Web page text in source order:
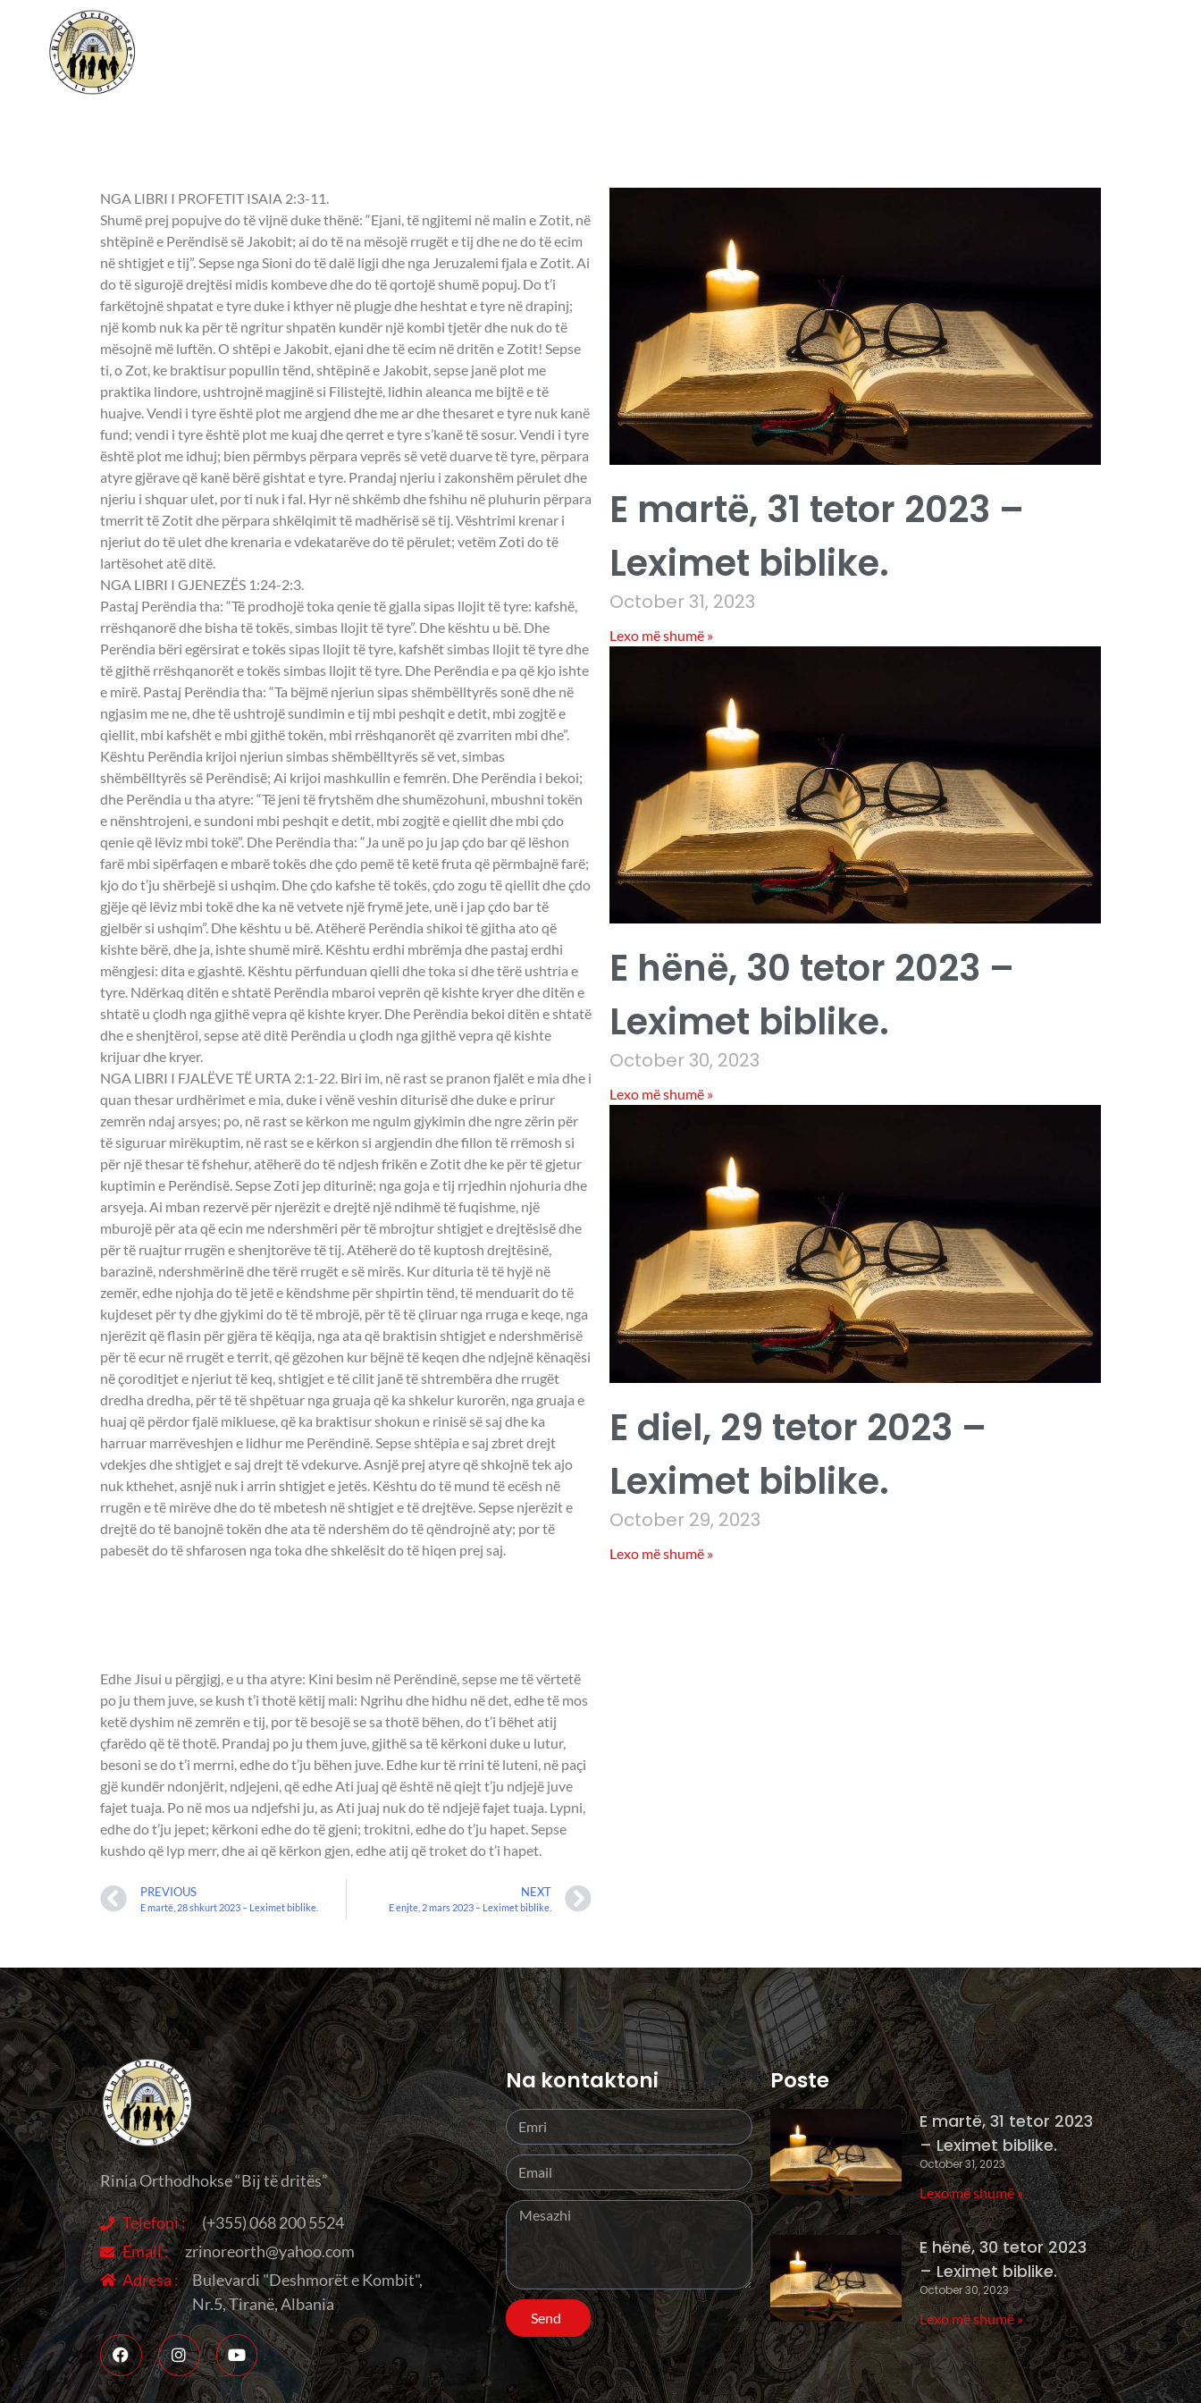
NGA LIBRI I PROFETIT ISAIA 2:3-11.
Shumë prej popujve do të vijnë duke thënë: “Ejani, të ngjitemi në malin e Zotit, në
shtëpinë e Perëndisë së Jakobit; ai do të na mësojë rrugët e tij dhe ne do të ecim
në shtigjet e tij”. Sepse nga Sioni do të dalë ligji dhe nga Jeruzalemi fjala e Zotit. Ai
do të sigurojë drejtësi midis kombeve dhe do të qortojë shumë popuj. Do t’i
farkëtojnë shpatat e tyre duke i kthyer në plugje dhe heshtat e tyre në drapinj;
një komb nuk ka për të ngritur shpatën kundër një kombi tjetër dhe nuk do të
mësojnë më luftën. O shtëpi e Jakobit, ejani dhe të ecim në dritën e Zotit! Sepse
ti, o Zot, ke braktisur popullin tënd, shtëpinë e Jakobit, sepse janë plot me
praktika lindore, ushtrojnë magjinë si Filistejtë, lidhin aleanca me bijtë e të
huajve. Vendi i tyre është plot me argjend dhe me ar dhe thesaret e tyre nuk kanë
fund; vendi i tyre është plot me kuaj dhe qerret e tyre s’kanë të sosur. Vendi i tyre
është plot me idhuj; bien përmbys përpara veprës së vetë duarve të tyre, përpara
atyre gjërave që kanë bërë gishtat e tyre. Prandaj njeriu i zakonshëm përulet dhe
njeriu i shquar ulet, por ti nuk i fal. Hyr në shkëmb dhe fshihu në pluhurin përpara
tmerrit të Zotit dhe përpara shkëlqimit të madhërisë së tij. Vështrimi krenar i
njeriut do të ulet dhe krenaria e vdekatarëve do të përulet; vetëm Zoti do të
lartësohet atë ditë.
NGA LIBRI I GJENEZËS 1:24-2:3.
Pastaj Perëndia tha: “Të prodhojë toka qenie të gjalla sipas llojit të tyre: kafshë,
rrëshqanorë dhe bisha të tokës, simbas llojit të tyre”. Dhe kështu u bë. Dhe
Perëndia bëri egërsirat e tokës sipas llojit të tyre, kafshët simbas llojit të tyre dhe
të gjithë rrëshqanorët e tokës simbas llojit të tyre. Dhe Perëndia e pa që kjo ishte
e mirë. Pastaj Perëndia tha: “Ta bëjmë njeriun sipas shëmbëlltyrës sonë dhe në
ngjasim me ne, dhe të ushtrojë sundimin e tij mbi peshqit e detit, mbi zogjtë e
qiellit, mbi kafshët e mbi gjithë tokën, mbi rrëshqanorët që zvarriten mbi dhe”.
Kështu Perëndia krijoi njeriun simbas shëmbëlltyrës së vet, simbas
shëmbëlltyrës së Perëndisë; Ai krijoi mashkullin e femrën. Dhe Perëndia i bekoi;
dhe Perëndia u tha atyre: “Të jeni të frytshëm dhe shumëzohuni, mbushni tokën
e nënshtrojeni, e sundoni mbi peshqit e detit, mbi zogjtë e qiellit dhe mbi çdo
qenie që lëviz mbi tokë”. Dhe Perëndia tha: “Ja unë po ju jap çdo bar që lëshon
farë mbi sipërfaqen e mbarë tokës dhe çdo pemë të ketë fruta që përmbajnë farë;
kjo do t’ju shërbejë si ushqim. Dhe çdo kafshe të tokës, çdo zogu të qiellit dhe çdo
gjëje që lëviz mbi tokë dhe ka në vetvete një frymë jete, unë i jap çdo bar të
gjelbër si ushqim”. Dhe kështu u bë. Atëherë Perëndia shikoi të gjitha ato që
kishte bërë, dhe ja, ishte shumë mirë. Kështu erdhi mbrëmja dhe pastaj erdhi
mëngjesi: dita e gjashtë. Kështu përfunduan qielli dhe toka si dhe tërë ushtria e
tyre. Ndërkaq ditën e shtatë Perëndia mbaroi veprën që kishte kryer dhe ditën e
shtatë u çlodh nga gjithë vepra që kishte kryer. Dhe Perëndia bekoi ditën e shtatë
dhe e shenjtëroi, sepse atë ditë Perëndia u çlodh nga gjithë vepra që kishte
krijuar dhe kryer.
NGA LIBRI I FJALËVE TË URTA 2:1-22. Biri im, në rast se pranon fjalët e mia dhe i
quan thesar urdhërimet e mia, duke i vënë veshin diturisë dhe duke e prirur
zemrën ndaj arsyes; po, në rast se kërkon me ngulm gjykimin dhe ngre zërin për
të siguruar mirëkuptim, në rast se e kërkon si argjendin dhe fillon të rrëmosh si
për një thesar të fshehur, atëherë do të ndjesh frikën e Zotit dhe ke për të gjetur
kuptimin e Perëndisë. Sepse Zoti jep diturinë; nga goja e tij rrjedhin njohuria dhe
arsyeja. Ai mban rezervë për njerëzit e drejtë një ndihmë të fuqishme, një
mburojë për ata që ecin me ndershmëri për të mbrojtur shtigjet e drejtësisë dhe
për të ruajtur rrugën e shenjtorëve të tij. Atëherë do të kuptosh drejtësinë,
barazinë, ndershmërinë dhe tërë rrugët e së mirës. Kur dituria të të hyjë në
zemër, edhe njohja do të jetë e këndshme për shpirtin tënd, të menduarit do të
kujdeset për ty dhe gjykimi do të të mbrojë, për të të çliruar nga rruga e keqe, nga
njerëzit që flasin për gjëra të këqija, nga ata që braktisin shtigjet e ndershmërisë
për të ecur në rrugët e territ, që gëzohen kur bëjnë të keqen dhe ndjejnë kënaqësi
në çoroditjet e njeriut të keq, shtigjet e të cilit janë të shtrembëra dhe rrugët
dredha dredha, për të të shpëtuar nga gruaja që ka shkelur kurorën, nga gruaja e
huaj që përdor fjalë mikluese, që ka braktisur shokun e rinisë së saj dhe ka
harruar marrëveshjen e lidhur me Perëndinë. Sepse shtëpia e saj zbret drejt
vdekjes dhe shtigjet e saj drejt të vdekurve. Asnjë prej atyre që shkojnë tek ajo
nuk kthehet, asnjë nuk i arrin shtigjet e jetës. Kështu do të mund të ecësh në
rrugën e të mirëve dhe do të mbetesh në shtigjet e të drejtëve. Sepse njerëzit e
drejtë do të banojnë tokën dhe ata të ndershëm do të qëndrojnë aty; por të
pabesët do të shfarosen nga toka dhe shkelësit do të hiqen prej saj.
Edhe Jisui u përgjigj, e u tha atyre: Kini besim në Perëndinë, sepse me të vërtetë
po ju them juve, se kush t’i thotë këtij mali: Ngrihu dhe hidhu në det, edhe të mos
ketë dyshim në zemrën e tij, por të besojë se sa thotë bëhen, do t’i bëhet atij
çfarëdo që të thotë. Prandaj po ju them juve, gjithë sa të kërkoni duke u lutur,
besoni se do t’i merrni, edhe do t’ju bëhen juve. Edhe kur të rrini të luteni, në paçi
gjë kundër ndonjërit, ndjejeni, që edhe Ati juaj që është në qiejt t’ju ndjejë juve
fajet tuaja. Po në mos ua ndjefshi ju, as Ati juaj nuk do të ndjejë fajet tuaja. Lypni,
edhe do t’ju jepet; kërkoni edhe do të gjeni; trokitni, edhe do t’ju hapet. Sepse
kushdo që lyp merr, dhe ai që kërkon gjen, edhe atij që troket do t’i hapet.
PREVIOUS
E martë, 28 shkurt 2023 – Leximet biblike.
NEXT
E enjte, 2 mars 2023 – Leximet biblike.
E martë, 31 tetor 2023 –
Leximet biblike.
October 31, 2023
Lexo më shumë »
E hënë, 30 tetor 2023 –
Leximet biblike.
October 30, 2023
Lexo më shumë »
E diel, 29 tetor 2023 –
Leximet biblike.
October 29, 2023
Lexo më shumë »
Rinia Orthodhokse “Bij të dritës”
Telefoni :
(+355) 068 200 5524
Email :
zrinoreorth@yahoo.com
Adresa :
Bulevardi "Deshmorët e Kombit",
Nr.5, Tiranë, Albania
Na kontaktoni
Send
Poste
E martë, 31 tetor 2023
– Leximet biblike.
October 31, 2023
Lexo më shumë »
E hënë, 30 tetor 2023
– Leximet biblike.
October 30, 2023
Lexo më shumë »